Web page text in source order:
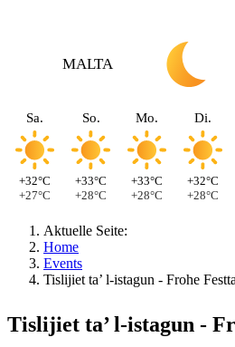
MALTA
Sa.
+32°C
+27°C
So.
+33°C
+28°C
Mo.
+33°C
+28°C
Di.
+32°C
+28°C
Aktuelle Seite:
Home
Events
Tislijiet ta’ l-istagun - Frohe
Tislijiet ta’ l-istagun -